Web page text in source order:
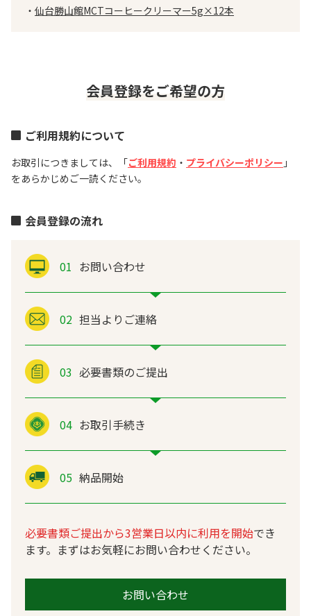
仙台勝山館MCTコーヒークリーマー5g×12本
会員登録をご希望の方
ご利用規約について
お取引につきましては、「ご利用規約 ・ プライバシーポリシー 」
をあらかじめご一読ください。
会員登録の流れ
01 お問い合わせ
02 担当よりご連絡
03 必要書類のご提出
04 お取引手続き
05 納品開始
必要書類ご提出から3営業日以内に利用を開始でき
ます。まずはお気軽にお問い合わせください。
お問い合わせ